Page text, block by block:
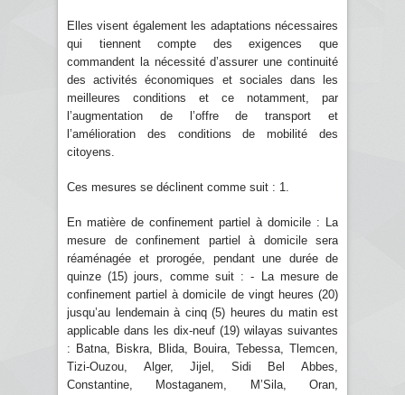
Elles visent également les adaptations nécessaires
qui tiennent compte des exigences que
commandent la nécessité d’assurer une continuité
des activités économiques et sociales dans les
meilleures conditions et ce notamment, par
l’augmentation de l’offre de transport et
l’amélioration des conditions de mobilité des
citoyens.
Ces mesures se déclinent comme suit : 1.
En matière de confinement partiel à domicile : La
mesure de confinement partiel à domicile sera
réaménagée et prorogée, pendant une durée de
quinze (15) jours, comme suit : - La mesure de
confinement partiel à domicile de vingt heures (20)
jusqu’au lendemain à cinq (5) heures du matin est
applicable dans les dix-neuf (19) wilayas suivantes
: Batna, Biskra, Blida, Bouira, Tebessa, Tlemcen,
Tizi-Ouzou, Alger, Jijel, Sidi Bel Abbes,
Constantine, Mostaganem, M’Sila, Oran,